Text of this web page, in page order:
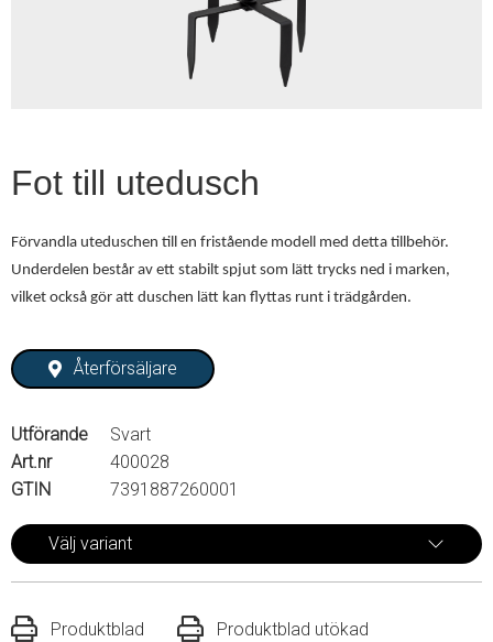
Fot till utedusch
Förvandla uteduschen till en fristående modell med detta tillbehör.
Underdelen består av ett stabilt spjut som lätt trycks ned i marken,
vilket också gör att duschen lätt kan flyttas runt i trädgården.
Återförsäljare
Utförande
Svart
Art.nr
400028
GTIN
7391887260001
Välj variant
Produktblad Produktblad utökad